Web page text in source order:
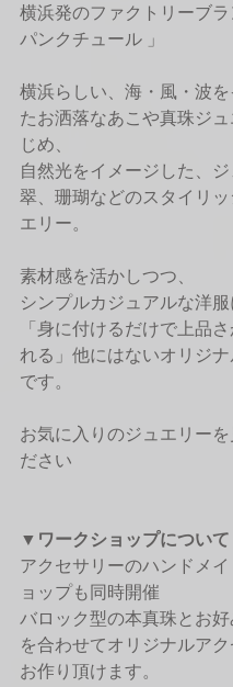
横浜発のファクトリーブラ
パンクチュール 」
横浜らしい、海・風・波
たお洒落なあこや真珠ジ
じめ、
自然光をイメージした、
翠、珊瑚などのスタイリ
エリー。
素材感を活かしつつ、
シンプルカジュアルな洋服
「身に付けるだけで上品
れる」他にはないオリジ
です。
お気に入りのジュエリーを
ださい
▼ワークショップについて
アクセサリーのハンドメ
ョップも同時開催
バロック型の本真珠とお
を合わせてオリジナルア
お作り頂けます。